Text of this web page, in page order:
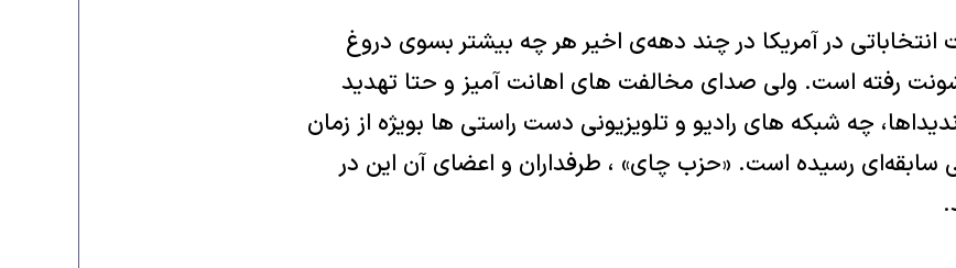
انتخاباتی در آمریکا در چند دهه‌ی اخیر هر چه بیشتر بسوی دروغ
رفته است. ولی صدای مخالفت های اهانت آمیز و حتا تهدید
چه شبکه های رادیو و تلویزیونی دست راستی ها بویژه از زمان
سابقه‌ای رسیده است. «حزب چای» ، طرفداران و اعضای آن این در